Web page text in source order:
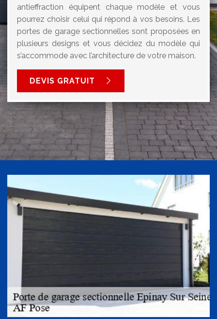
antieffraction équipent chaque modèle et vous
pourrez choisir celui qui répond à vos besoins. Les
portes de garage sectionnelles sont proposées en
plusieurs designs et vous décidez du modèle qui
s’accommode avec l’architecture de votre maison.
DEVIS GRATUIT